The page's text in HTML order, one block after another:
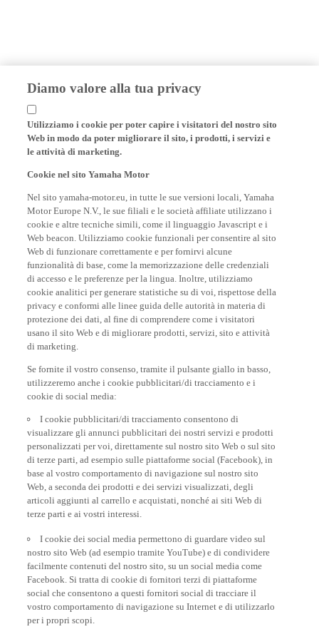
Diamo valore alla tua privacy
Utilizziamo i cookie per poter capire i visitatori del nostro sito
Web in modo da poter migliorare il sito, i prodotti, i servizi e
le attività di marketing.
Cookie nel sito Yamaha Motor
Nel sito yamaha-motor.eu, in tutte le sue versioni locali, Yamaha
Motor Europe N.V., le sue filiali e le società affiliate utilizzano i
cookie e altre tecniche simili, come il linguaggio Javascript e i
Web beacon. Utilizziamo cookie funzionali per consentire al sito
Web di funzionare correttamente e per fornirvi alcune
funzionalità di base, come la memorizzazione delle credenziali
di accesso e le preferenze per la lingua. Inoltre, utilizziamo
cookie analitici per generare statistiche su di voi, rispettose della
privacy e conformi alle linee guida delle autorità in materia di
protezione dei dati, al fine di comprendere come i visitatori
usano il sito Web e di migliorare prodotti, servizi, sito e attività
di marketing.
Se fornite il vostro consenso, tramite il pulsante giallo in basso,
utilizzeremo anche i cookie pubblicitari/di tracciamento e i
cookie di social media:
I cookie pubblicitari/di tracciamento consentono di
visualizzare gli annunci pubblicitari dei nostri servizi e prodotti
personalizzati per voi, direttamente sul nostro sito Web o sul sito
di terze parti, ad esempio sulle piattaforme social (Facebook), in
base al vostro comportamento di navigazione sul nostro sito
Web, a seconda dei prodotti e dei servizi visualizzati, degli
articoli aggiunti al carrello e acquistati, nonché ai siti Web di
terze parti e ai vostri interessi.
I cookie dei social media permettono di guardare video sul
nostro sito Web (ad esempio tramite YouTube) e di condividere
facilmente contenuti del nostro sito, su un social media come
Facebook. Si tratta di cookie di fornitori terzi di piattaforme
social che consentono a questi fornitori social di tracciare il
vostro comportamento di navigazione su Internet e di utilizzarlo
per i propri scopi.